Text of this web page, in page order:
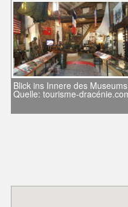
Blick ins Innere des
Quelle: tourisme-